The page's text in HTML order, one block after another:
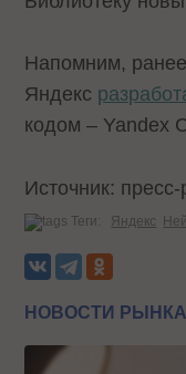
Напомним, ранее
Яндекс
кодом – Yandex
Источник:
Теги: Яндекс
НОВОСТИ